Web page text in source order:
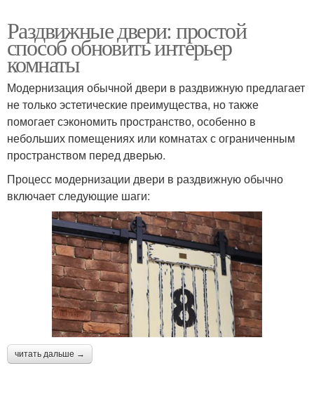
Раздвижные двери: простой
способ обновить интерьер
комнаты
Модернизация обычной двери в раздвижную предлагает
не только эстетические преимущества, но также
помогает сэкономить пространство, особенно в
небольших помещениях или комнатах с ограниченным
пространством перед дверью.
Процесс модернизации двери в раздвижную обычно
включает следующие шаги:
читать дальше →